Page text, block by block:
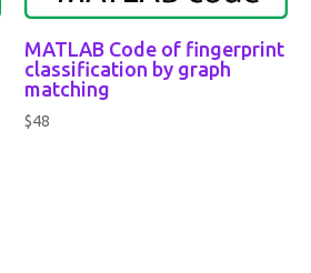
MATLAB Code of fingerprint
classification by graph
matching
$48